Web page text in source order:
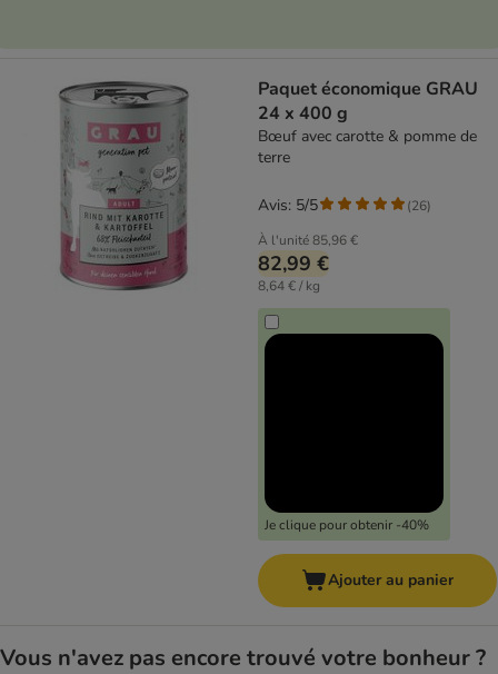
Paquet économique GRAU
24 x 400 g
Bœuf avec carotte & pomme de
terre
À l'unité85,96 €
82,99 €
8,64 € / kg
Je clique pour obtenir -40%
Avis: 5/5 (26)
Ajouter au panier
Vous n'avez pas encore trouvé votre bonheur ?